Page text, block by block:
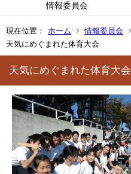
情報委員会
現在位置： ホーム 情報委員会
天気にめぐまれた体育大会
天気にめぐまれた体育大会